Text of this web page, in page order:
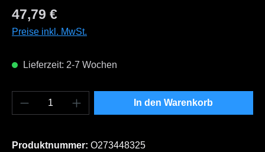
Regulärer Preis:
47,79 €
Preise inkl. MwSt.
Lieferzeit: 2-7 Wochen
Produkt Anzahl: Gib den gewünschten
In den Warenkorb
Produktnummer: O273448325